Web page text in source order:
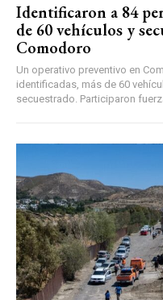
Identificaron a 84
de 60 vehículos y
Comodoro
Un operativo preventivo en
identificadas, más de 60
secuestrado. Participaron